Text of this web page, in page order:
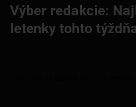
Výber redakcie:
letenky tohto